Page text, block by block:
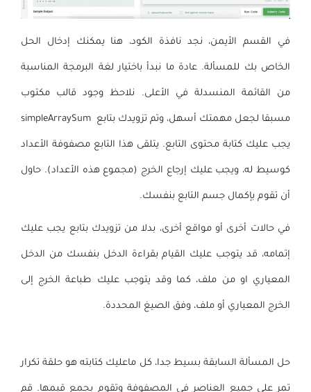
في القسم الأيمن، نجد نافذة الكود، هنا يمكنك إدخال الحل
الخاص بك للمسألة. عادة ما نبدأ باختيار لغة البرمجة المناسبة
من القائمة المنسدلة في الأعلى. نلاحظ وجود قالب مكتوب
مسبقا لجعل مهمتك أسهل، وتم تزويدك بتابع simpleArraySum
يجب عليك كتابة محتوى التابع. يتلقى هذا التابع مصفوفة الأعداد
كوسيط له، ويجب عليك إرجاع الخرج (مجموع هذه الأعداد). حاول
أن تقوم بإكمال جسم التابع بنفسك.
في حالات أخرى أو مواقع أخرى، بدلا من تزويدك بتابع يجب عليك
إتمامه، قد يتوجب عليك القيام بقراءة الدخل بنفسك من الدخل
المعياري او من ملف، كما وقد يتوجب عليك طباعة الخرج إلى
الخرج المعياري أو ملف، وفق الصيغ المحددة.
حل المسألة السابقة بسيط جدا، كل ماعليك كتابته هو حلقة تكرار
تمر على جميع العناصر في المصفوفة وتقوم بجمع قيمها. قم